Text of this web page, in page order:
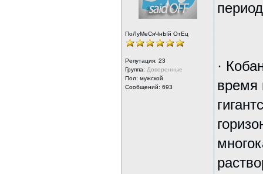
ПоЛуМеСяЧнЫй ОтЕц
Репутация: 23
Группа: Доверенные
Пол: мужской
Сообщений: 693
·
время